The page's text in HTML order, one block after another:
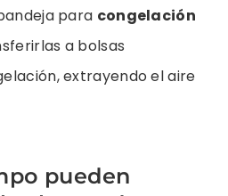
para congelación
a bolsas
extrayendo el aire
pueden